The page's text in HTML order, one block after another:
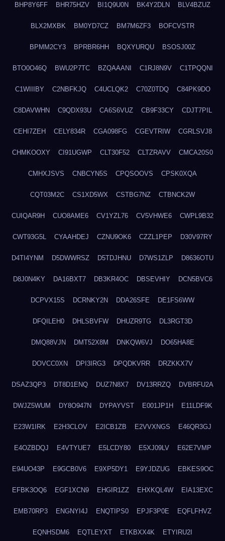
BHP8Y6FF BHR75HZV BI1Q9U0N BK4Y2DLN BLV4BZUZ
BLX2MXBK BM0YD7CZ BM7M6ZF3 BOFCVSTR
BPMM2CY3 BPRBR6HH BQXYURQU BSOSJ00Z
BTO0O46Q BWU2P7TC BZQAAANI C1RJ8N9V C1TPQQNI
C1WIIIBY C2NBFKJQ C4UCLQK2 C70Z0TDQ C84PK9DO
C8DAVWHN C9QDX93U CA6S6VUZ CB9F33CY CDJT7PIL
CEHI7ZEH CELY834R CGA098FG CGEVTRIW CGRLSVJ8
CHMKOOXY CI91UGWP CLT30F52 CLTZRAVV CMCA20S0
CMHXJSVS CNBCYN5S CPQSOOVS CPSK0XQA
CQT03M2C CS1XD5WX CSTBG7NZ CTBNCK2W
CUIQAR9H CUO8AME6 CV1YZL76 CV5VHWE6 CWPL9B32
CWT93G5L CYAAHDEJ CZNU9OK6 CZZL1PEP D30V97RY
D4TI4YNM D5DWWRSZ D5TDJHNU D7WS1ZLP D8636OTU
D8J0N4KY DA16BXT7 DB3KR4OC DBSEVHIY DCN5BVC6
DCPVX15S DCRNKY2N DDA26SFE DE1FS6WW
DFQILEH0 DHLSBVFW DHUZR9TG DL3RGT3D
DMQ88VJN DMT52X8M DNKQW6VJ DO65HA8E
DOVCC0XN DPI3IRG3 DPQDKVRR DRZKKX7V
DSAZ3QP3 DT8D1ENQ DUZ7N8X7 DV13RRZQ DVBRFU2A
DWJZ5WUM DY8O947N DYPAYVST E001JP1H E11LDF9K
E23W1IRK E2H3CLOV E2ICB1ZB E2VVXNGS E46QR3GJ
E4OZBDQJ E4VTYUE7 E5LCDY80 E5XJ09LV E62E7VMP
E94UO43P E9GCB0V6 E9XP5DY1 E9YJDZUG EBKES9OC
EFBK3OQ6 EGF1XCN9 EHGIR1ZZ EHXKQL4W EIA13EXC
EMB70RP3 ENGNYI4J ENQTIPS0 EPJF3P0E EQFLFHVZ
EQNHSDM6 EQTLEYXT ETKBXX4K ETYIRU2I